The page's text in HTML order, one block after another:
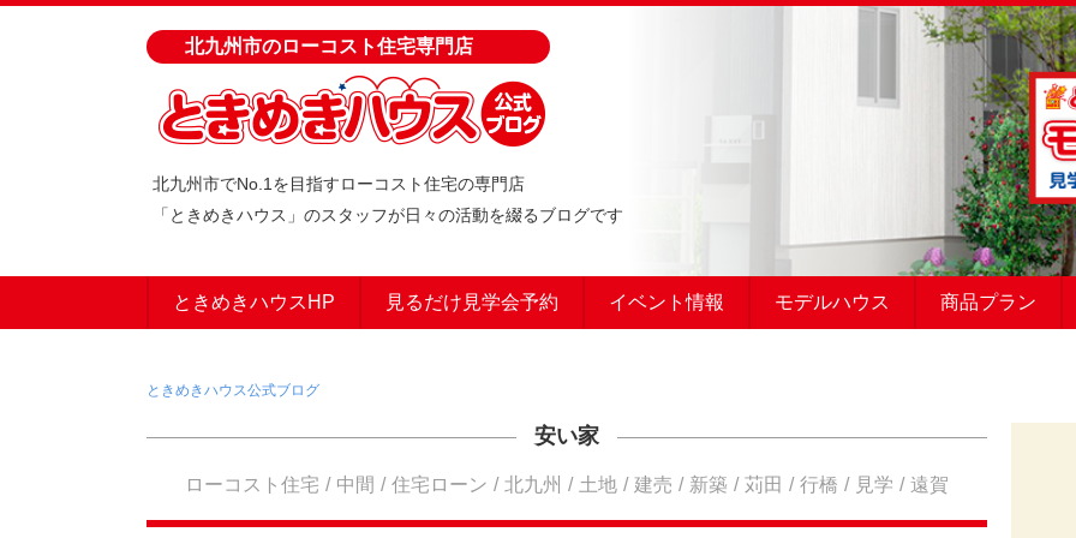
北九州市のローコスト住宅専門店
北九州市でNo.1を目指すローコスト住宅の専門店
「ときめきハウス」のスタッフが日々の活動を綴るブログです
ときめきハウスHP 見るだけ見学会予約 イベント情報 モデルハウス 商品プラン
ときめきハウス公式ブログ
安い家
ローコスト住宅 中間 住宅ローン 北九州 土地 建売 新築 苅田 行橋 見学 遠賀